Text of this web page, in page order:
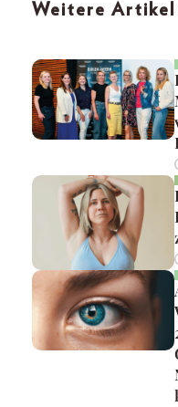
Weitere Artikel